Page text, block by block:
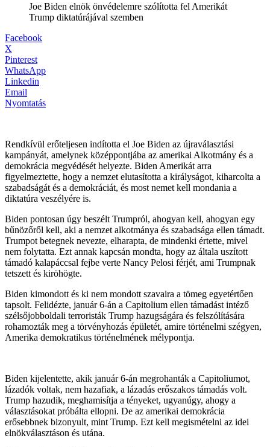
Joe Biden elnök önvédelemre szólította fel Amerikát
Trump diktatúrájával szemben
Facebook
X
Pinterest
WhatsApp
Linkedin
Email
Nyomtatás
Rendkívül erőteljesen indította el Joe Biden az újraválasztási
kampányát, amelynek középpontjába az amerikai Alkotmány és a
demokrácia megvédését helyezte. Biden Amerikát arra
figyelmeztette, hogy a nemzet elutasította a királyságot, kiharcolta a
szabadságát és a demokráciát, és most nemet kell mondania a
diktatúra veszélyére is.
Biden pontosan úgy beszélt Trumpról, ahogyan kell, ahogyan egy
bűnözőről kell, aki a nemzet alkotmánya és szabadsága ellen támadt.
Trumpot betegnek nevezte, elharapta, de mindenki értette, mivel
nem folytatta. Ezt annak kapcsán mondta, hogy az általa uszított
támadó kalapáccsal fejbe verte Nancy Pelosi férjét, ami Trumpnak
tetszett és kiröhögte.
Biden kimondott és ki nem mondott szavaira a tömeg egyetértően
tapsolt. Felidézte, január 6-án a Capitolium ellen támadást intéző
szélsőjobboldali terroristák Trump hazugságára és felszólítására
rohamozták meg a törvényhozás épületét, amire történelmi szégyen,
Amerika demokratikus történelmének mélypontja.
Biden kijelentette, akik január 6-án megrohanták a Capitoliumot,
lázadók voltak, nem hazafiak, a lázadás erőszakos támadás volt.
Trump hazudik, meghamisítja a tényeket, ugyanúgy, ahogy a
választásokat próbálta ellopni. De az amerikai demokrácia
erősebbnek bizonyult, mint Trump. Ezt kell megismételni az idei
elnökválasztáson és utána.